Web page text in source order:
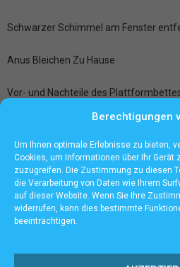
Berechtigungen
Um Ihnen optimale Erlebnisse zu bieten,
Cookies, um Informationen über Ihr
zuzugreifen. Die Zustimmung zu diesen
die Verarbeitung von Daten wie Ihrem
auf dieser Website. Wenn Sie Ihre
widerrufen, kann dies bestimmte
beeinträchtigen.
Schwarzer Schimmel am Fenster
Anus Bleichen Zu Hause
Vor- und Nachteile des
zusätzlichen Stauraum und mehr
Ledersitze aufbereiten bei der